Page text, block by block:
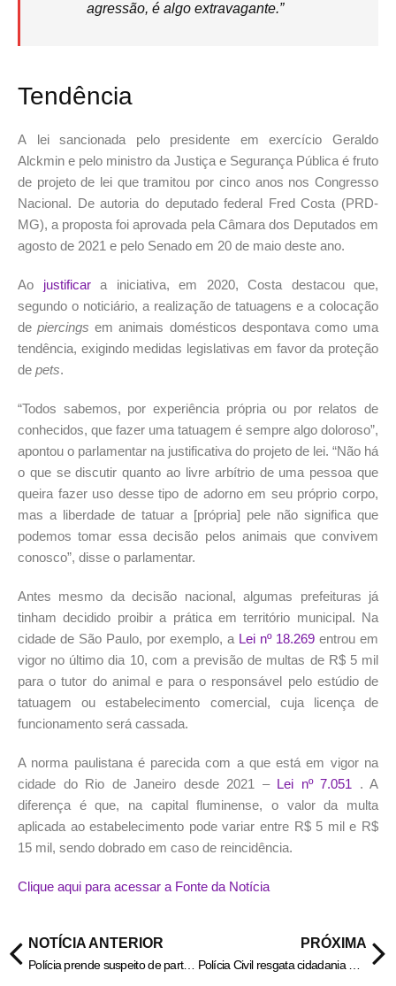
agressão, é algo extravagante.”
Tendência
A lei sancionada pelo presidente em exercício Geraldo
Alckmin e pelo ministro da Justiça e Segurança Pública é fruto
de projeto de lei que tramitou por cinco anos nos Congresso
Nacional. De autoria do deputado federal Fred Costa (PRD-
MG), a proposta foi aprovada pela Câmara dos Deputados em
agosto de 2021 e pelo Senado em 20 de maio deste ano.
Ao justificara iniciativa, em 2020, Costa destacou que,
segundo o noticiário, a realização de tatuagens e a colocação
depiercings em animais domésticos despontava como uma
tendência, exigindo medidas legislativas em favor da proteção
de pets.
“Todos sabemos, por experiência própria ou por relatos de
conhecidos, que fazer uma tatuagem é sempre algo doloroso”,
apontou o parlamentar na justificativa do projeto de lei. “Não há
o que se discutir quanto ao livre arbítrio de uma pessoa que
queira fazer uso desse tipo de adorno em seu próprio corpo,
mas a liberdade de tatuar a [própria] pele não significa que
podemos tomar essa decisão pelos animais que convivem
conosco”, disse o parlamentar.
Antes mesmo da decisão nacional, algumas prefeituras já
tinham decidido proibir a prática em território municipal. Na
cidade de São Paulo, por exemplo, a Lei nº 18.269 entrou em
vigor no último dia 10, com a previsão de multas de R$ 5 mil
para o tutor do animal e para o responsável pelo estúdio de
tatuagem ou estabelecimento comercial, cuja licença de
funcionamento será cassada.
A norma paulistana é parecida com a que está em vigor na
cidade do Rio de Janeiro desde 2021 – Lei nº 7.051 . A
diferença é que, na capital fluminense, o valor da multa
aplicada ao estabelecimento pode variar entre R$ 5 mil e R$
15 mil, sendo dobrado em caso de reincidência.
Clique aqui para acessar a Fonte da Notícia
NOTÍCIA ANTERIOR
Polícia prende suspeito de participar da morte de médica da Marinha
PRÓXIMA
Polícia Civil resgata cidadania de diarista que viveu décadas sem ter registro de identidade em Goiás – Policia Civil do Estado de Goiás